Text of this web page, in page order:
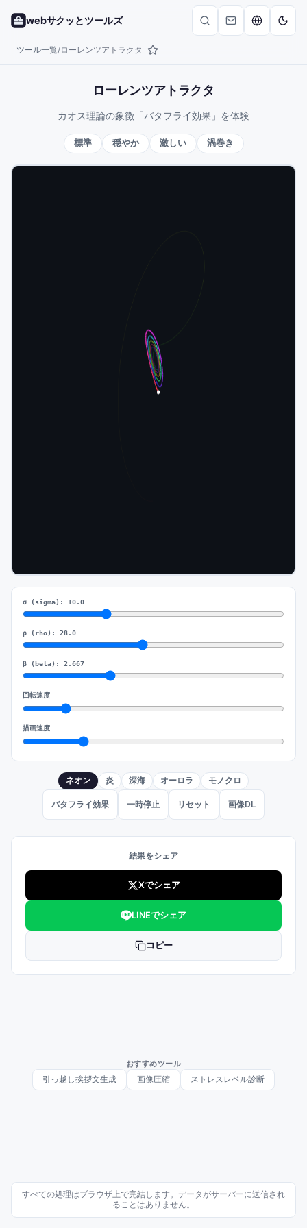
webサクッとツールズ
ツール一覧/ローレンツアトラクタ
ローレンツアトラクタ
カオス理論の象徴「バタフライ効果」を体験
標準 穏やか 激しい 渦巻き
σ (sigma): 10.0
ρ (rho): 28.0
β (beta): 2.667
回転速度
描画速度
ネオン 炎 深海 オーロラ モノクロ
バタフライ効果 一時停止 リセット 画像DL
結果をシェア
Xでシェア
LINEでシェア
コピー
おすすめツール
引っ越し挨拶文生成 画像圧縮 ストレスレベル診断
すべての処理はブラウザ上で完結します。データがサーバーに送信され
ることはありません。